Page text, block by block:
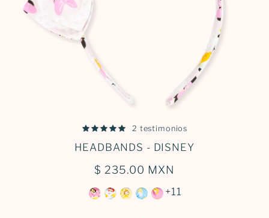
2 testimonios
HEADBANDS - DISNEY
$ 235.00 MXN
+11